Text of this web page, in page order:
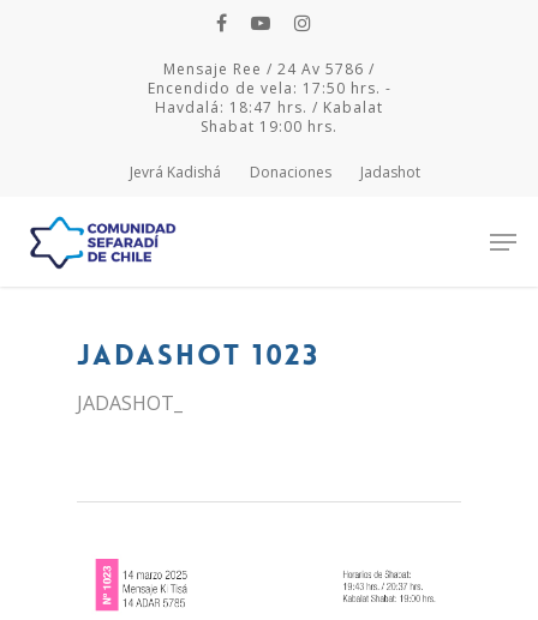
Mensaje Ree / 24 Av 5786 /
Encendido de vela: 17:50 hrs. -
Havdalá: 18:47 hrs. / Kabalat
Shabat 19:00 hrs.
Jevrá Kadishá Donaciones Jadashot
Hit enter to search or ESC to close
JADASHOT 1023
JADASHOT_